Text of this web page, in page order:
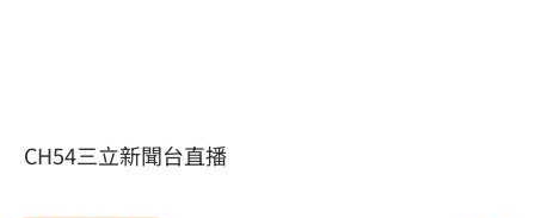
CH54三立新聞台直播